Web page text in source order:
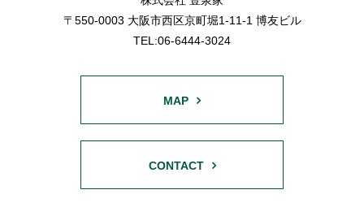
〒550-0003 大阪市西区京町堀1-11-1 博友ビル
TEL:06-6444-3024
MAP
CONTACT